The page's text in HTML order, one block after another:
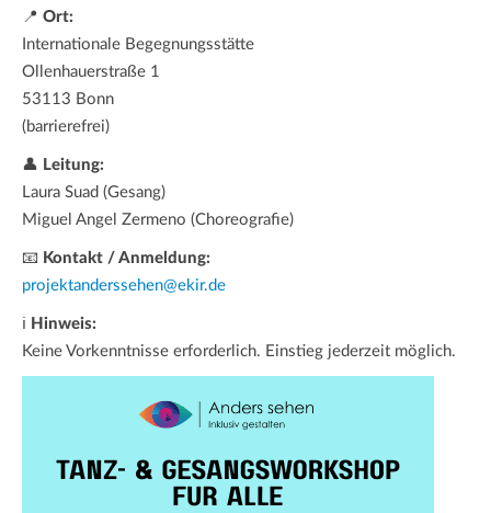
📍 Ort:
Internationale Begegnungsstätte
Ollenhauerstraße 1
53113 Bonn
(barrierefrei)
👤 Leitung:
Laura Suad (Gesang)
Miguel Angel Zermeno (Choreografie)
📧 Kontakt / Anmeldung:
projektanderssehen@ekir.de
ℹ Hinweis:
Keine Vorkenntnisse erforderlich. Einstieg jederzeit möglich.